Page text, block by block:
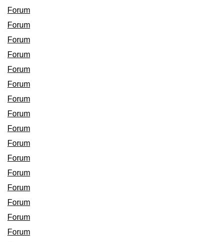
Forum
Forum
Forum
Forum
Forum
Forum
Forum
Forum
Forum
Forum
Forum
Forum
Forum
Forum
Forum
Forum